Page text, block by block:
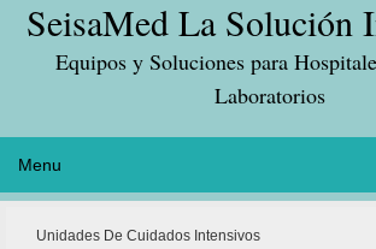
Saltar
principal
Saltar
contenido
Saltar
lateral
principal
SeisaMed La Solución
Equipos y Soluciones para
Laboratorios
Unidades De Cuidados Intensivos